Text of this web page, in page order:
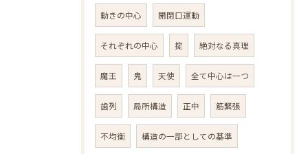
動きの中心 開閉口運動
それぞれの中心 掟 絶対なる真理
魔王 鬼 天使 全て中心は一つ
歯列 局所構造 正中 筋緊張
不均衡 構造の一部としての基準